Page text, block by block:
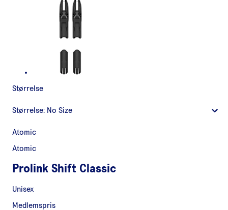
Størrelse
Størrelse: No Size
Atomic
Atomic
Prolink Shift Classic
Unisex
Medlemspris